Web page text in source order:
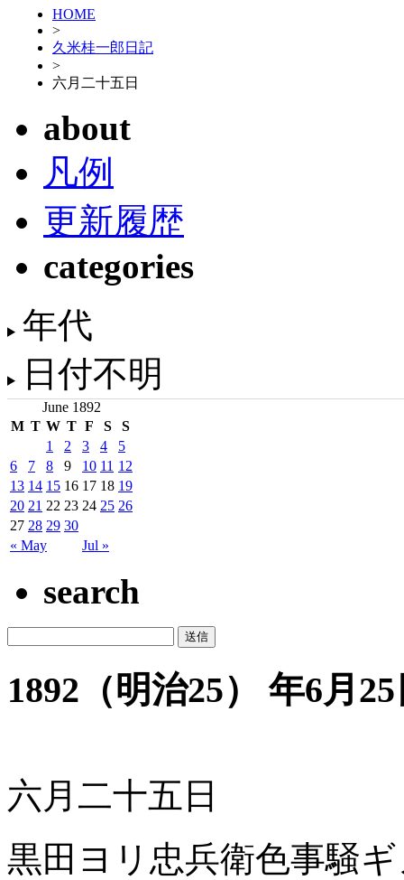
HOME
>
久米桂一郎日記
>
六月二十五日
about
凡例
更新履歴
categories
年代
日付不明
June 1892
M T W T F S S
« May Jul »
1 2 3 4
5
6
7 8 9 10 11 12
13 14 15 16 17 18 19
20 21 22 23 24 25 26
27 28 29 30
search
1892（明治25） 年6月
六月二十五日
黒田ヨリ忠兵衛色事騒